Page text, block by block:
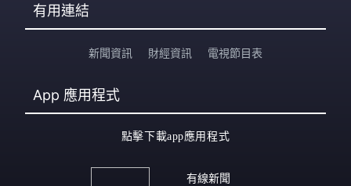
有用連結
新聞資訊 財經資訊 電視節目表
App 應用程式
點擊下載app應用程式
有線新聞